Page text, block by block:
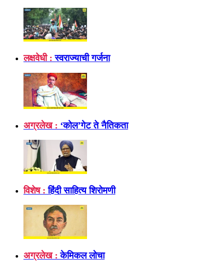
लक्षवेधी : स्वराज्याची गर्जना
अग्रलेख : ‘कोल’गेट ते नैतिकता
विशेष : हिंदी साहित्य शिरोमणी
अग्रलेख : केमिकल लोचा